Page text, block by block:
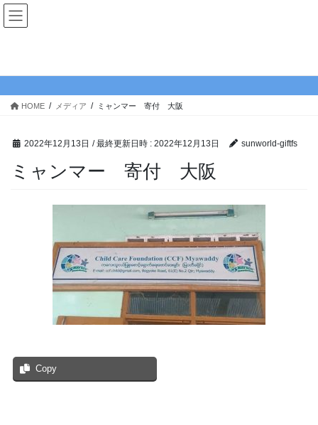
コ
ン
ス
ナ
ビ
ン
HOME メディア ミャンマー 寄付 大阪
2022年12月13日 / 最終更新日時 : 2022年12月13日 sunworld-giftfs
ミャンマー 寄付 大阪
Copy